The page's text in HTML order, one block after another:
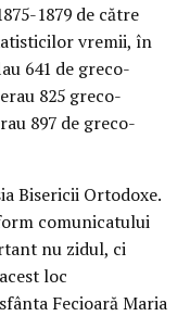
1879 de către
vremii, în
641 de greco-
825 greco-
897 de greco-
Bisericii Ortodoxe.
comunicatului
nu zidul, ci
loc
Fecioară Maria